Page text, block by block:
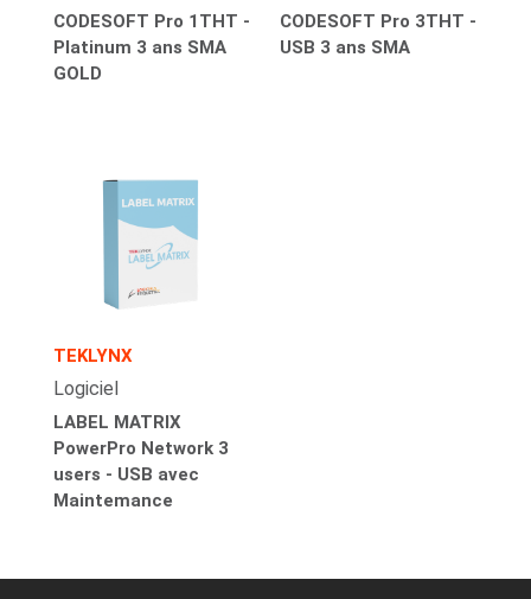
CODESOFT Pro 1THT -
Platinum 3 ans SMA
GOLD
CODESOFT Pro 3THT -
USB 3 ans SMA
TEKLYNX
Logiciel
LABEL MATRIX
PowerPro Network 3
users - USB avec
Maintemance